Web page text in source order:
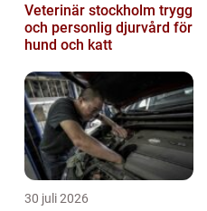
Veterinär stockholm trygg
och personlig djurvård för
hund och katt
30 juli 2026